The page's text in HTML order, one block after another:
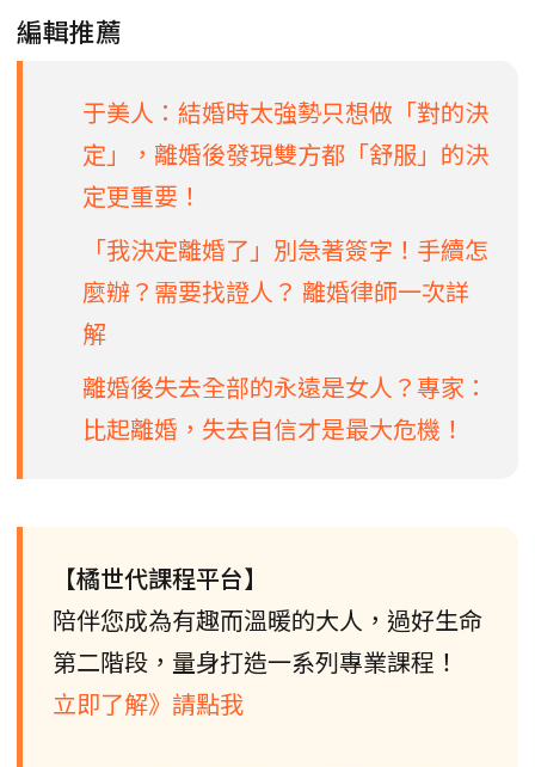
編輯推薦
于美人：結婚時太強勢只想做「對的決
定」，離婚後發現雙方都「舒服」的決
定更重要！
「我決定離婚了」別急著簽字！手續怎
麼辦？需要找證人？ 離婚律師一次詳
解
離婚後失去全部的永遠是女人？專家：
比起離婚，失去自信才是最大危機！
【橘世代課程平台】
陪伴您成為有趣而溫暖的大人，過好生命
第二階段，量身打造一系列專業課程！
立即了解》請點我